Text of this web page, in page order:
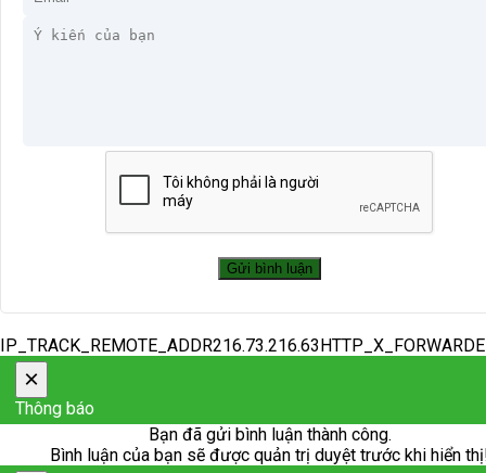
×
Thông báo
Bạn đã gửi bình luận thành công.
Bình luận của bạn sẽ được quản trị duyệt trước khi hiển